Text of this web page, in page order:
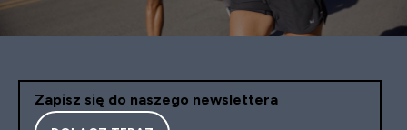
Zapisz się do naszego newslettera